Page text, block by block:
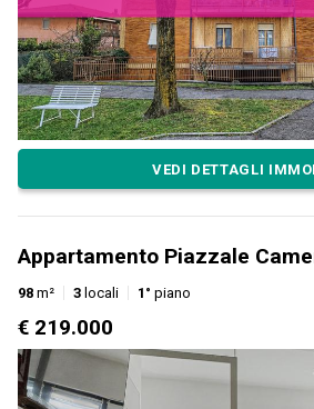
VEDI DETTAGLI
Appartamento Piazzale
98 m² 3 locali 1° piano
€ 219.000